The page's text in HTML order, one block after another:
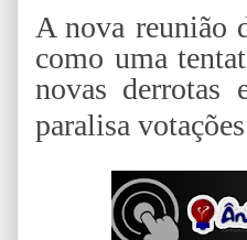
A nova reunião
como uma
novas derrotas
paralisa